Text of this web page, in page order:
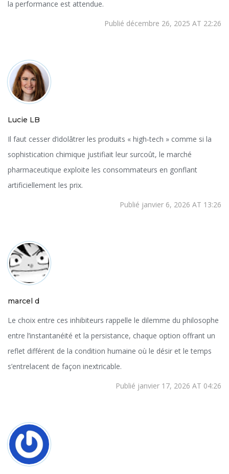
la performance est attendue.
Publié décembre 26, 2025 AT 22:26
Lucie LB
Il faut cesser d’idolâtrer les produits « high‑tech » comme si la
sophistication chimique justifiait leur surcoût, le marché
pharmaceutique exploite les consommateurs en gonflant
artificiellement les prix.
Publié janvier 6, 2026 AT 13:26
marcel d
Le choix entre ces inhibiteurs rappelle le dilemme du philosophe
entre l’instantanéité et la persistance, chaque option offrant un
reflet différent de la condition humaine où le désir et le temps
s’entrelacent de façon inextricable.
Publié janvier 17, 2026 AT 04:26